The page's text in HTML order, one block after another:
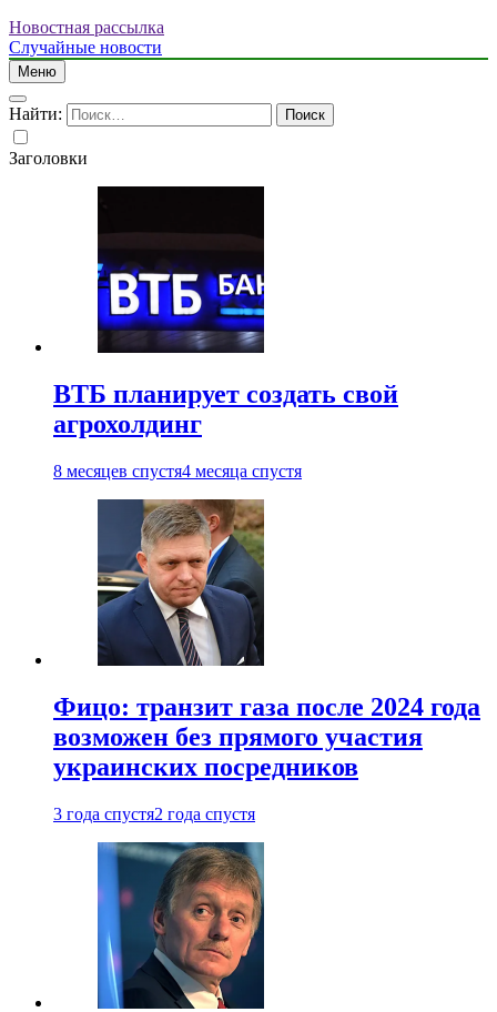
Новостная рассылка
Случайные новости
Меню
Найти:
Заголовки
ВТБ планирует создать свой
агрохолдинг
8 месяцев спустя4 месяца спустя
Фицо: транзит газа после 2024 года
возможен без прямого участия
украинских посредников
3 года спустя2 года спустя